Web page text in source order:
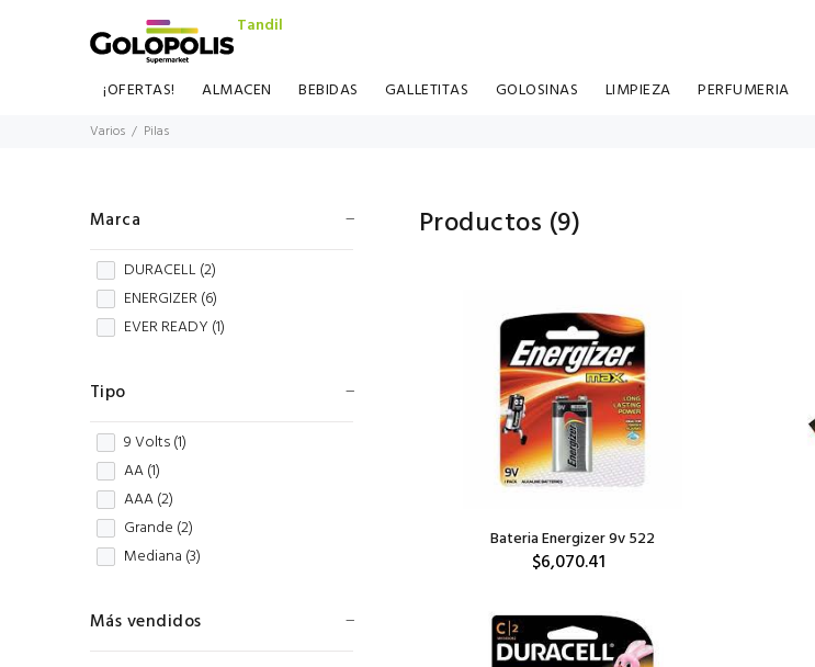
Tandil
¡OFERTAS! ALMACEN BEBIDAS GALLETITAS GOLOSINAS LIMPIEZA PERFUMERIA
Varios Pilas
Marca
DURACELL (2)
ENERGIZER (6)
EVER READY (1)
Tipo
9 Volts (1)
AA (1)
AAA (2)
Grande (2)
Mediana (3)
Más vendidos
Productos (9)
Bateria Energizer 9v 522
$6,070.41